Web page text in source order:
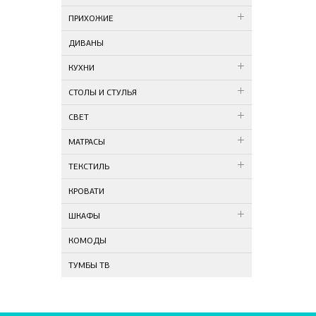
ПРИХОЖИЕ
ДИВАНЫ
КУХНИ
СТОЛЫ И СТУЛЬЯ
СВЕТ
МАТРАСЫ
ТЕКСТИЛЬ
КРОВАТИ
ШКАФЫ
КОМОДЫ
ТУМБЫ ТВ